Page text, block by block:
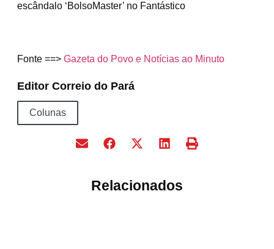
escândalo ‘BolsoMaster’ no Fantástico
Fonte ==> Gazeta do Povo e Notícias ao Minuto
Editor Correio do Pará
Colunas
Relacionados